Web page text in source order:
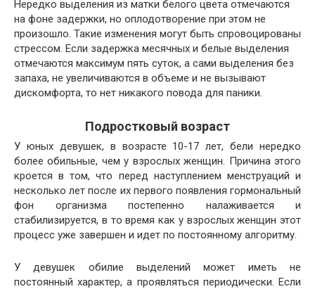
Нередко выделения из матки белого цвета отмечаются
на фоне задержки, но оплодотворение при этом не
произошло. Такие изменения могут быть спровоцированы
стрессом. Если задержка месячных и белые выделения
отмечаются максимум пять суток, а сами выделения без
запаха, не увеличиваются в объеме и не вызывают
дискомфорта, то нет никакого повода для паники.
Подростковый возраст
У юных девушек, в возрасте 10-17 лет, бели нередко
более обильные, чем у взрослых женщин. Причина этого
кроется в том, что перед наступлением менструаций и
несколько лет после их первого появления гормональный
фон организма постепенно налаживается и
стабилизируется, в то время как у взрослых женщин этот
процесс уже завершен и идет по постоянному алгоритму.
У девушек обилие выделений может иметь не
постоянный характер, а проявляться периодически. Если